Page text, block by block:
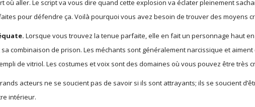
où aller. Le script va vous dire quand cette explosion va éclater pleinement
pour défendre ça. Voilà pourquoi vous avez besoin de trouver des moyens
Lorsque vous trouvez la tenue parfaite, elle en fait un personnage haut
combinaison de prison. Les méchants sont généralement narcissique et
de vitriol. Les costumes et voix sont des domaines où vous pouvez être très
acteurs ne se soucient pas de savoir si ils sont attrayants; ils se soucient
intérieur.